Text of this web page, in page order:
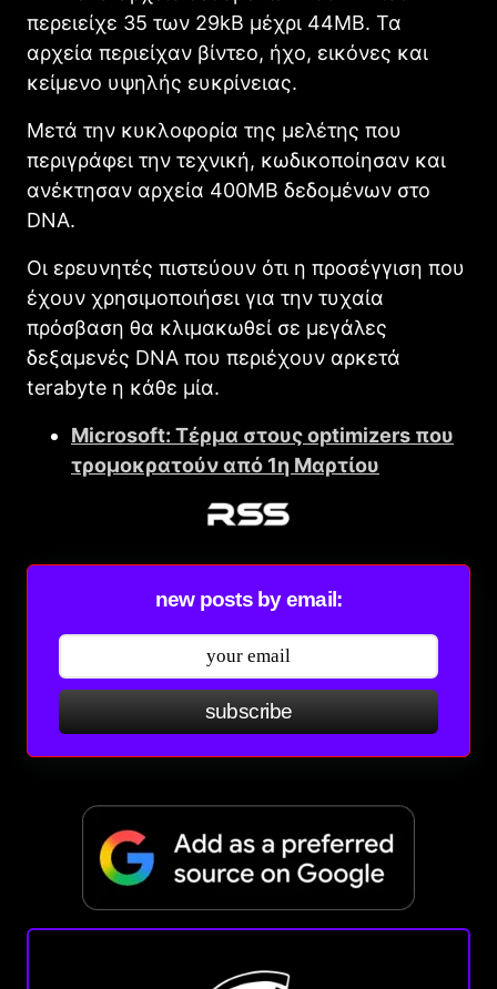
περειείχε 35 των 29kB μέχρι 44MB. Τα
αρχεία περιείχαν βίντεο, ήχο, εικόνες και
κείμενο υψηλής ευκρίνειας.
Μετά την κυκλοφορία της μελέτης που
περιγράφει την τεχνική, κωδικοποίησαν και
ανέκτησαν αρχεία 400MB δεδομένων στο
DNΑ.
Οι ερευνητές πιστεύουν ότι η προσέγγιση που
έχουν χρησιμοποιήσει για την τυχαία
πρόσβαση θα κλιμακωθεί σε μεγάλες
δεξαμενές DNΑ που περιέχουν αρκετά
terabyte η κάθε μία.
Microsoft: Τέρμα στους optimizers που
τρομοκρατούν από 1η Μαρτίου
new posts by email:
subscribe